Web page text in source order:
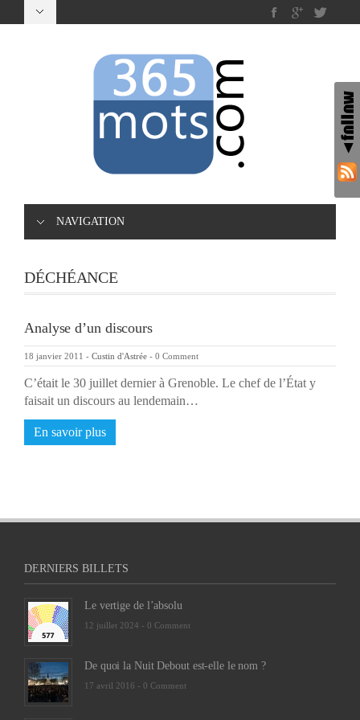
NAVIGATION
DÉCHÉANCE
Analyse d’un discours
18 janvier 2011 - Custin d'Astrée - 0 Comment
C’était le 30 juillet dernier à Grenoble. Le chef de l’État y
faisait un discours au lendemain…
En savoir plus
DERNIERS BILLETS
Le vertige de l’absolu
12 juillet 2024 - 0 Comment
De quoi la Nuit Debout est-elle le nom ?
17 avril 2016 - 0 Comment